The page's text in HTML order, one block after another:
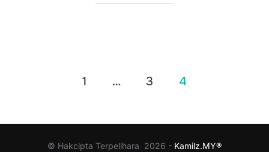
1 … 3 4
© Hakcipta Terpelihara 2026 - Kamilz.MY®